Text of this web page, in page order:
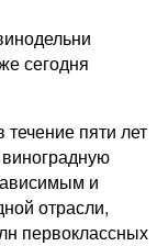
сегодня
пяти лет
и
отрасли,
первоклассных